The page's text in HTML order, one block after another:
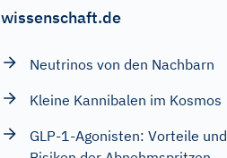
wissenschaft.de
Neutrinos von den Nachbarn
Kleine Kannibalen im Kosmos
GLP-1-Agonisten: Vorteile und